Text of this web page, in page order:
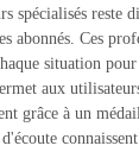
spécialisés reste
abonnés. Ces
situation
aux
grâce à un